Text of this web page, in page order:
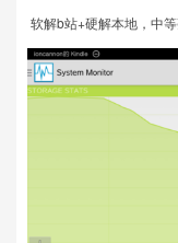
软解b站+硬解本地，中